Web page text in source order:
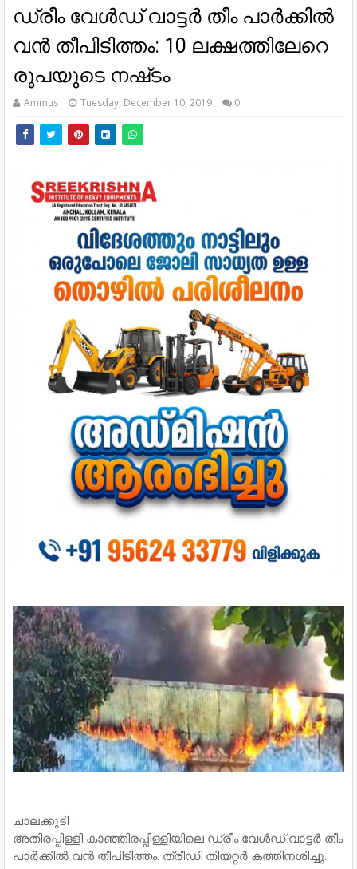
ഡ്രീം വേള്‍ഡ്​ വാട്ടര്‍ തീം പാര്‍ക്കില്‍
വന്‍ തീപിടിത്തം: 10 ലക്ഷത്തിലേറെ
രൂപയുടെ നഷ്​ടം
Ammus Tuesday, December 10, 2019 0
ചാലക്കുടി :
അതിരപ്പിള്ളി കാഞ്ഞിരപ്പിള്ളിയിലെ ഡ്രീം വേള്‍ഡ്​ വാട്ടര്‍ തീം
പാര്‍ക്കില്‍ വന്‍ തീപിടിത്തം. ത്രീഡി തിയറ്റര്‍ കത്തിനശിച്ചു.